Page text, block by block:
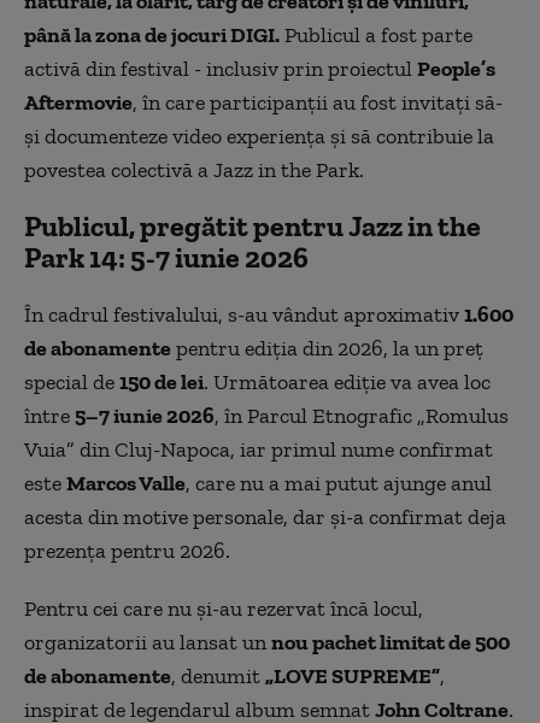
până la zona de jocuri DIGI.Publicul a fost parte
activă din festival - inclusiv prin proiectulPeople’s
Aftermovie, în care participanții au fost invitați să-
și documenteze video experiența și să contribuie la
povestea colectivă a Jazz in the Park.
Publicul, pregătit pentru Jazz in the
Park 14: 5-7 iunie 2026
În cadrul festivalului, s-au vândut aproximativ1.600
de abonamentepentru ediția din 2026, la un preț
special de150 de lei. Următoarea ediție va avea loc
între5–7 iunie 2026, în Parcul Etnografic „Romulus
Vuia” din Cluj-Napoca, iar primul nume confirmat
esteMarcos Valle, care nu a mai putut ajunge anul
acesta din motive personale, dar și-a confirmat deja
prezența pentru 2026.
Pentru cei care nu și-au rezervat încă locul,
organizatorii au lansat unnou pachet limitat de 500
de abonamente, denumit„LOVE SUPREME”,
inspirat de legendarul album semnatJohn Coltrane.